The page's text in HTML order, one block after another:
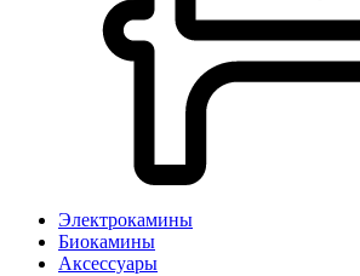
Электрокамины
Биокамины
Аксессуары